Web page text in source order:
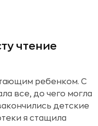
чтение
ребенком. С
все, до чего могла
детские
я стащила